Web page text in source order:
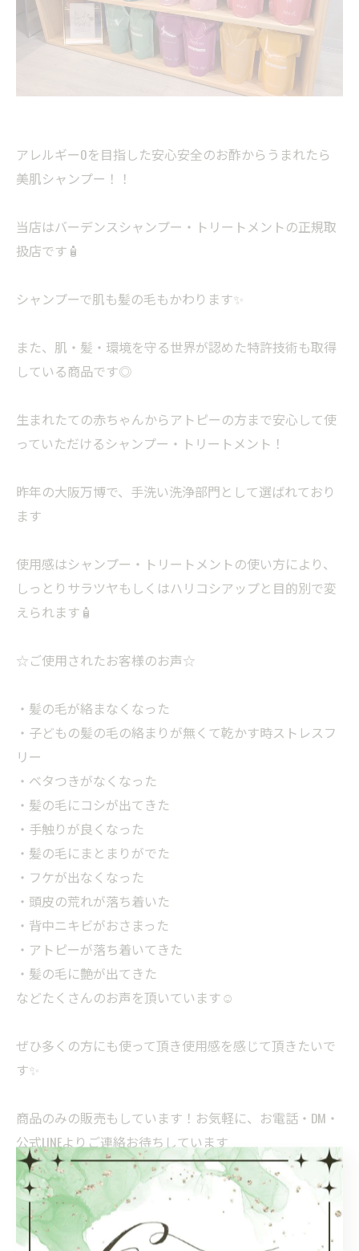
アレルギー0を目指した安心安全のお酢からうまれたら
美肌シャンプー！！
当店はバーデンスシャンプー・トリートメントの正規取
扱店です🧴
シャンプーで肌も髪の毛もかわります✨
また、肌・髪・環境を守る世界が認めた特許技術も取得
している商品です◎
生まれたての赤ちゃんからアトピーの方まで安心して使
っていただけるシャンプー・トリートメント！
昨年の大阪万博で、手洗い洗浄部門として選ばれており
ます
使用感はシャンプー・トリートメントの使い方により、
しっとりサラツヤもしくはハリコシアップと目的別で変
えられます🧴
☆ご使用されたお客様のお声☆
・髪の毛が絡まなくなった
・子どもの髪の毛の絡まりが無くて乾かす時ストレスフ
リー
・ベタつきがなくなった
・髪の毛にコシが出てきた
・手触りが良くなった
・髪の毛にまとまりがでた
・フケが出なくなった
・頭皮の荒れが落ち着いた
・背中ニキビがおさまった
・アトピーが落ち着いてきた
・髪の毛に艶が出てきた
などたくさんのお声を頂いています☺️
ぜひ多くの方にも使って頂き使用感を感じて頂きたいで
す✨
商品のみの販売もしています！お気軽に、お電話・DM・
公式LINEよりご連絡お待ちしています
TEL 097-589-8412
公式LINEはハイライトよりご確認よろしくお願い致しま
す